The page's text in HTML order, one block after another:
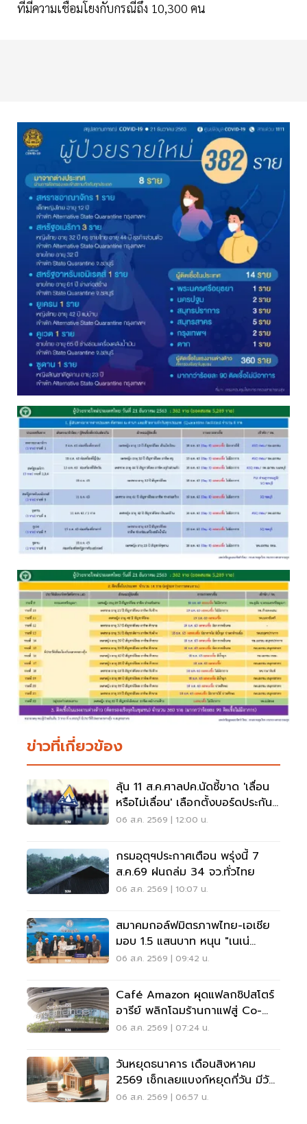
ที่มีความเชื่อมโยงกับกรณีถึง 10,300 คน
ข่าวที่เกี่ยวข้อง
ลุ้น 11 ส.ค.ศาลปค.นัดชี้ขาด 'เลื่อน
หรือไม่เลื่อน' เลือกตั้งบอร์ดประกัน
สังคม
06 ส.ค. 2569 | 12:00 น.
กรมอุตุฯประกาศเตือน พรุ่งนี้ 7
ส.ค.69 ฝนถล่ม 34 จว.ทั่วไทย
06 ส.ค. 2569 | 10:07 น.
สมาคมกอล์ฟมิตรภาพไทย-เอเชีย
มอบ 1.5 แสนบาท หนุน "เนเน่
รอยัล" ลุยเวทีที่สหรัฐ
06 ส.ค. 2569 | 09:42 น.
Café Amazon ผุดแฟลกชิปสโตร์
อารีย์ พลิกโฉมร้านกาแฟสู่ Co-
Working Space ครบวงจร
06 ส.ค. 2569 | 07:24 น.
วันหยุดธนาคาร เดือนสิงหาคม
2569 เช็กเลยแบงก์หยุดกี่วัน มีวัน
หยุดยาวไหม
06 ส.ค. 2569 | 06:57 น.